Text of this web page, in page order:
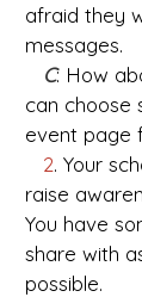
afraid they
messages.
C: How
can choose
event page
2. Your
raise
You have
share with
possible.